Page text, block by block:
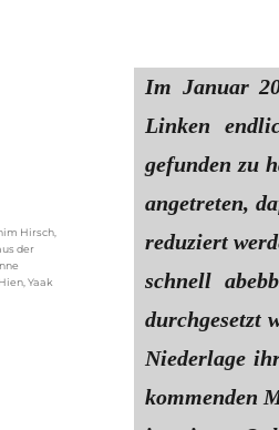
Im Januar
Linken
gefunden zu
angetreten,
reduziert
schnell
durchgesetzt
Niederlage
kommenden
Hirsch
der
,Yaak